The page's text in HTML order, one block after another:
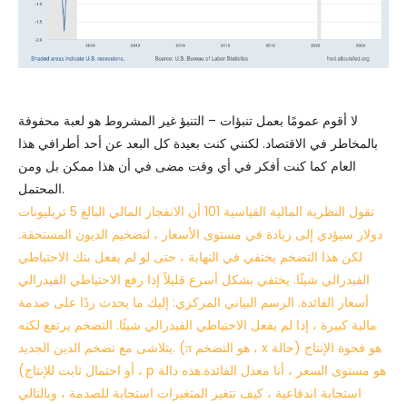
لا أقوم عمومًا بعمل تنبؤات – التنبؤ غير المشروط هو لعبة محفوفة
بالمخاطر في الاقتصاد. لكنني كنت بعيدة كل البعد عن أحد أطرافي هذا
العام كما كنت أفكر في أي وقت مضى في أن هذا ممكن بل ومن
المحتمل.
تقول النظرية المالية القياسية 101 أن الانفجار المالي البالغ 5 تريليونات
دولار سيؤدي إلى زيادة في مستوى الأسعار ، لتضخيم الديون المستحقة.
لكن هذا التضخم يختفي في النهاية ، حتى لو لم يفعل بنك الاحتياطي
الفيدرالي شيئًا. يختفي بشكل أسرع قليلاً إذا رفع الاحتياطي الفيدرالي
أسعار الفائدة. الرسم البياني المركزي: إليك ما يحدث ردًا على صدمة
مالية كبيرة ، إذا لم يفعل الاحتياطي الفيدرالي شيئًا. التضخم يرتفع لكنه
يتلاشى مع تضخم الدين الجديد. (π هو التضخم ، x هو فجوة الإنتاج (حالة
أو احتمال ثابت للإنتاج) ، p هو مستوى السعر ، أنا معدل الفائدة.هذه دالة
استجابة اندفاعية ، كيف تتغير المتغيرات استجابة للصدمة ، وبالتالي